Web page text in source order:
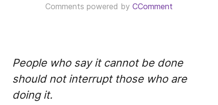
Comments powered by CComment
People who say it cannot be done
should not interrupt those who are
doing it.